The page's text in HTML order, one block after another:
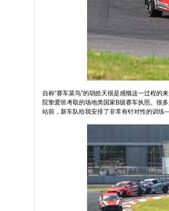
自称“赛车菜鸟”的胡皓天很是感慨这一过程的
院挚爱班考取的场地类国家B级赛车执照。很
站前，新车队给我安排了非常有针对性的训